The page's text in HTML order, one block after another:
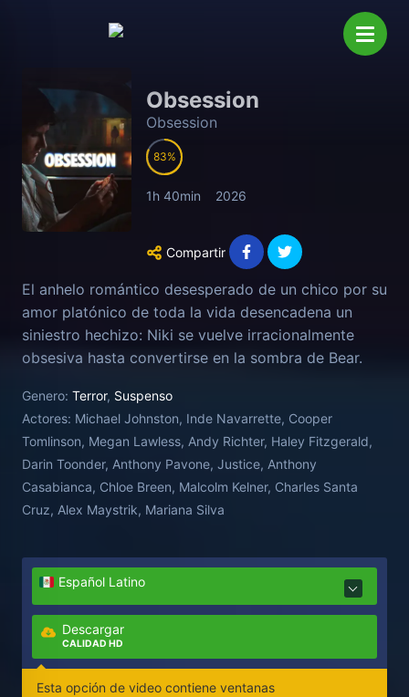
Obsession
Obsession
83
1h 40min 2026
Compartir
El anhelo romántico desesperado de un chico por su
amor platónico de toda la vida desencadena un
siniestro hechizo: Niki se vuelve irracionalmente
obsesiva hasta convertirse en la sombra de Bear.
convertirá en una perturbadora pesadilla.
Genero: Terror, Suspenso
Actores: Michael Johnston, Inde Navarrette, Cooper
Tomlinson, Megan Lawless, Andy Richter, Haley Fitzgerald,
Darin Toonder, Anthony Pavone, Justice, Anthony
Casabianca, Chloe Breen, Malcolm Kelner, Charles Santa
Cruz, Alex Maystrik, Mariana Silva
Español Latino
Descargar
CALIDAD HD
Esta opción de video contiene ventanas